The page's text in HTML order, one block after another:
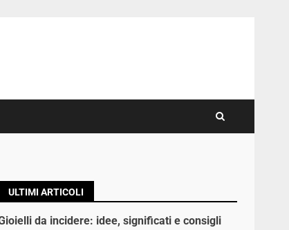
ULTIMI ARTICOLI
da incidere: idee, significati e consigli